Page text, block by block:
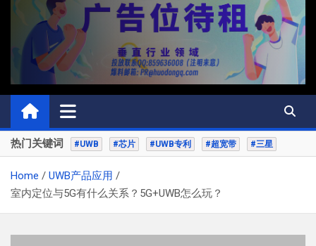
热门关键词 #UWB #芯片 #UWB专利 #超宽带 #三星
Home
UWB产品应用
室内定位与5G有什么关系？5G+UWB怎么玩？